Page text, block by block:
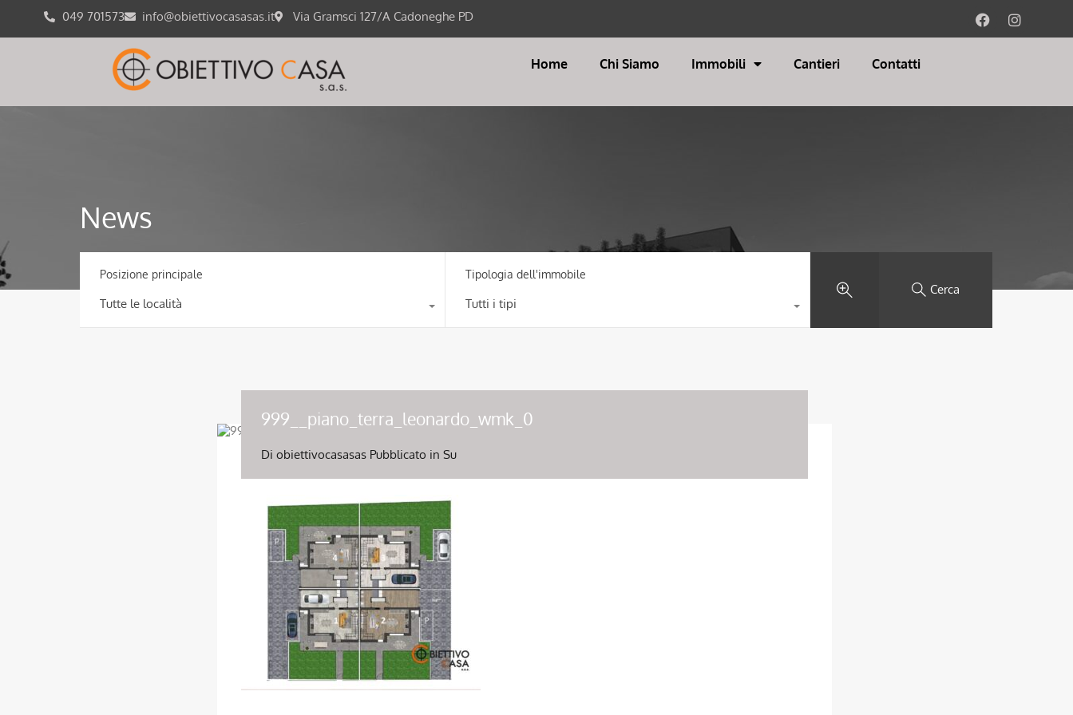
049 701573 info@obiettivocasasas.it Via Gramsci 127/A Cadoneghe PD
Home Chi Siamo Immobili Cantieri Contatti
News
Posizione principale
Tutte le località
Tipologia dell'immobile
Tutti i tipi
Cerca
999__piano_terra_leonardo_wmk_0
Di obiettivocasasasPubblicato in Su